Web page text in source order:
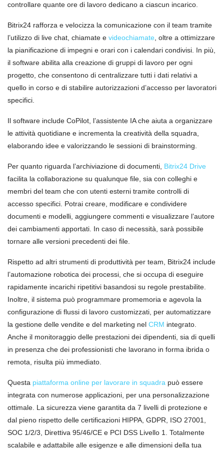
controllare quante ore di lavoro dedicano a ciascun incarico.
Bitrix24 rafforza e velocizza la comunicazione con il team tramite
l’utilizzo di live chat, chiamate e videochiamate , oltre a ottimizzare
la pianificazione di impegni e orari con i calendari condivisi. In più,
il software abilita alla creazione di gruppi di lavoro per ogni
progetto, che consentono di centralizzare tutti i dati relativi a
quello in corso e di stabilire autorizzazioni d’accesso per lavoratori
specifici.
Il software include CoPilot, l’assistente IA che aiuta a organizzare
le attività quotidiane e incrementa la creatività della squadra,
elaborando idee e valorizzando le sessioni di brainstorming.
Per quanto riguarda l’archiviazione di documenti, Bitrix24 Drive
facilita la collaborazione su qualunque file, sia con colleghi e
membri del team che con utenti esterni tramite controlli di
accesso specifici. Potrai creare, modificare e condividere
documenti e modelli, aggiungere commenti e visualizzare l’autore
dei cambiamenti apportati. In caso di necessità, sarà possibile
tornare alle versioni precedenti dei file.
Rispetto ad altri strumenti di produttività per team, Bitrix24 include
l’automazione robotica dei processi, che si occupa di eseguire
rapidamente incarichi ripetitivi basandosi su regole prestabilite.
Inoltre, il sistema può programmare promemoria e agevola la
configurazione di flussi di lavoro customizzati, per automatizzare
la gestione delle vendite e del marketing nel CRM integrato.
Anche il monitoraggio delle prestazioni dei dipendenti, sia di quelli
in presenza che dei professionisti che lavorano in forma ibrida o
remota, risulta più immediato.
Questa piattaforma online per lavorare in squadra può essere
integrata con numerose applicazioni, per una personalizzazione
ottimale. La sicurezza viene garantita da 7 livelli di protezione e
dal pieno rispetto delle certificazioni HIPPA, GDPR, ISO 27001,
SOC 1/2/3, Direttiva 95/46/CE e PCI DSS Livello 1. Totalmente
scalabile e adattabile alle esigenze e alle dimensioni della tua